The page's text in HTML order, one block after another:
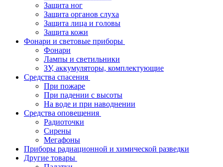
Защита ног
Защита органов слуха
Защита лица и головы
Защита кожи
Фонари и световые приборы
Фонари
Лампы и светильники
ЗУ, аккумуляторы, комплектующие
Средства спасения
При пожаре
При падении с высоты
На воде и при наводнении
Средства оповещения
Радиоточки
Сирены
Мегафоны
Приборы радиационной и химической разведки
Другие товары